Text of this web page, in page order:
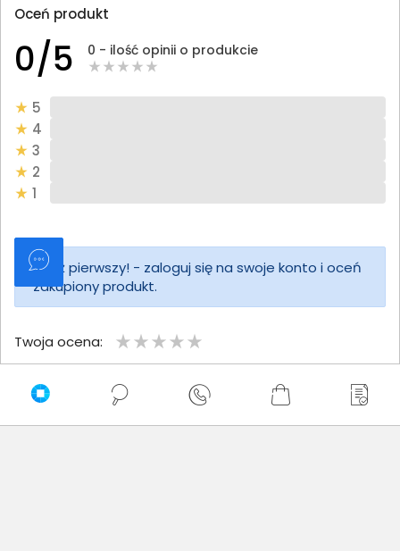
Oceń produkt
0/5 0 - ilość opinii o produkcie
5
4
3
2
1
Bądź pierwszy! - zaloguj się na swoje konto i oceń
zakupiony produkt.
Twoja ocena:
Twoje imię